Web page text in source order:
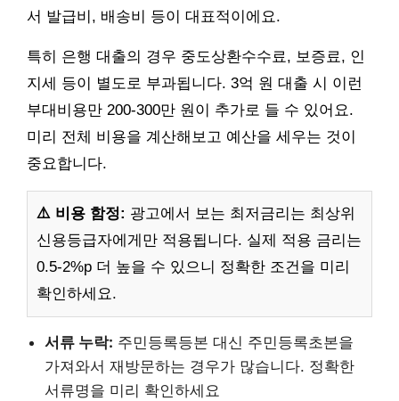
서 발급비, 배송비 등이 대표적이에요.
특히 은행 대출의 경우 중도상환수수료, 보증료, 인
지세 등이 별도로 부과됩니다. 3억 원 대출 시 이런
부대비용만 200-300만 원이 추가로 들 수 있어요.
미리 전체 비용을 계산해보고 예산을 세우는 것이
중요합니다.
⚠️ 비용 함정: 광고에서 보는 최저금리는 최상위
신용등급자에게만 적용됩니다. 실제 적용 금리는
0.5-2%p 더 높을 수 있으니 정확한 조건을 미리
확인하세요.
서류 누락: 주민등록등본 대신 주민등록초본을
가져와서 재방문하는 경우가 많습니다. 정확한
서류명을 미리 확인하세요